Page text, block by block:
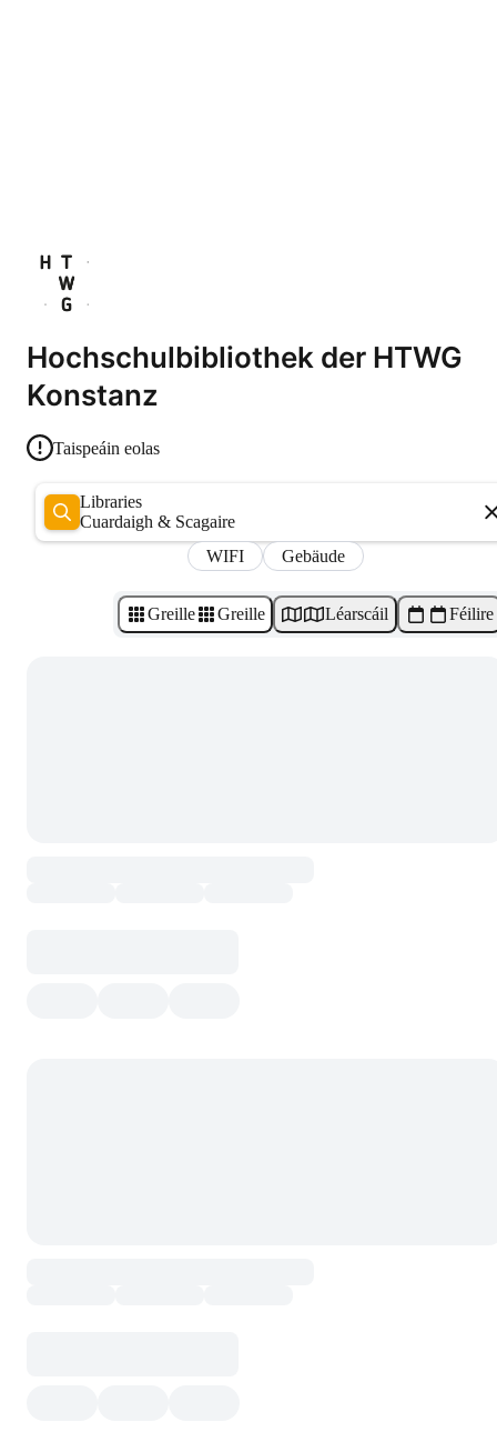
Hochschulbibliothek der HTWG
Konstanz
Taispeáin eolas
Libraries
Cuardaigh & Scagaire
WIFI
Gebäude
Greille Greille Léarscáil Féilire